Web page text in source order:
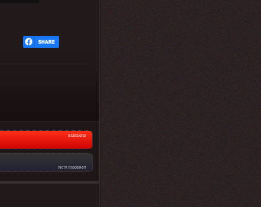
Startseite
nicht moderiert